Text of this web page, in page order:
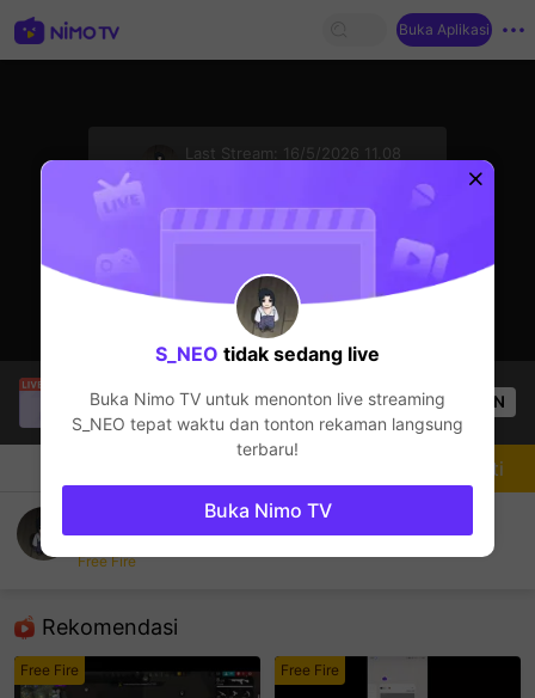
Buka Aplikasi
Last Stream:
16/5/2026 11.08
Minhthanh Nguyen
sedang siaran langsung!
Free Fire
16 Penonton OPEN
S_NEO
Free Fire
Rekomendasi
Free Fire Free Fire
Mengikuti
S_NEO tidak sedang live
Buka Nimo TV untuk menonton live streaming
S_NEO tepat waktu dan tonton rekaman langsung
terbaru!
Buka Nimo TV